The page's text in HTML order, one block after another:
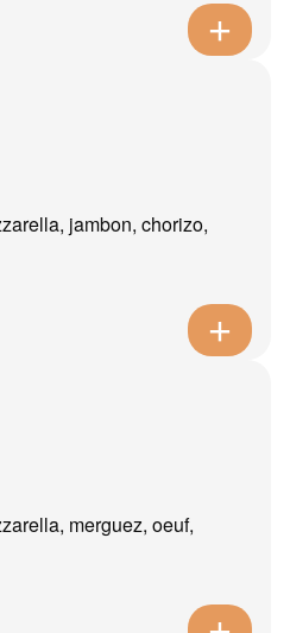
jambon, chorizo,
merguez, oeuf,